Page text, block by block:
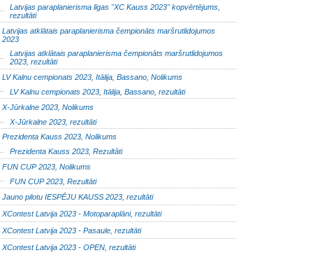
Latvijas paraplanierisma līgas "XC Kauss 2023" kopvērtējums,
rezultāti
Latvijas atklātais paraplanierisma čempionāts maršrutlidojumos
2023
Latvijas atklātais paraplanierisma čempionāts maršrutlidojumos
2023, rezultāti
LV Kalnu cempionats 2023, Itālija, Bassano, Nolikums
LV Kalnu cempionats 2023, Itālija, Bassano, rezultāti
X-Jūrkalne 2023, Nolikums
X-Jūrkalne 2023, rezultāti
Prezidenta Kauss 2023, Nolikums
Prezidenta Kauss 2023, Rezultāti
FUN CUP 2023, Nolikums
FUN CUP 2023, Rezultāti
Jauno pilotu IESPĒJU KAUSS 2023, rezultāti
XContest Latvija 2023 - Motoparaplāni, rezultāti
XContest Latvija 2023 - Pasaule, rezultāti
XContest Latvija 2023 - OPEN, rezultāti